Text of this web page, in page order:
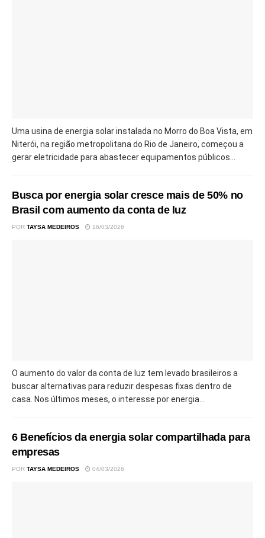
Uma usina de energia solar instalada no Morro do Boa Vista, em
Niterói, na região metropolitana do Rio de Janeiro, começou a
gerar eletricidade para abastecer equipamentos públicos...
Busca por energia solar cresce mais de 50% no
Brasil com aumento da conta de luz
POR TAYSA MEDEIROS 16/03/2026
O aumento do valor da conta de luz tem levado brasileiros a
buscar alternativas para reduzir despesas fixas dentro de
casa. Nos últimos meses, o interesse por energia...
6 Benefícios da energia solar compartilhada para
empresas
POR TAYSA MEDEIROS 04/03/2026